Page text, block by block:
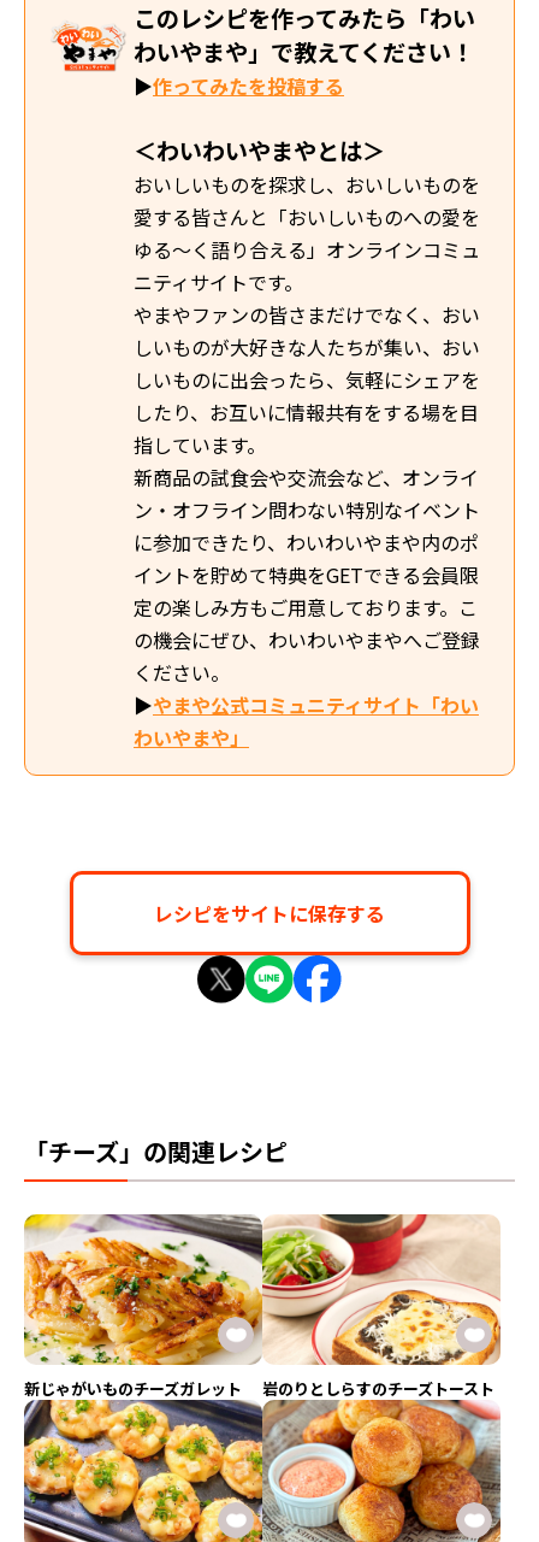
このレシピを作ってみたら「わい
わいやまや」で教えてください！
▶作ってみたを投稿する
＜わいわいやまやとは＞
おいしいものを探求し、おいしいものを
愛する皆さんと「おいしいものへの愛を
ゆる～く語り合える」オンラインコミュ
ニティサイトです。
やまやファンの皆さまだけでなく、おい
しいものが大好きな人たちが集い、おい
しいものに出会ったら、気軽にシェアを
したり、お互いに情報共有をする場を目
指しています。
新商品の試食会や交流会など、オンライ
ン・オフライン問わない特別なイベント
に参加できたり、わいわいやまや内のポ
イントを貯めて特典をGETできる会員限
定の楽しみ方もご用意しております。こ
の機会にぜひ、わいわいやまやへご登録
ください。
▶やまや公式コミュニティサイト「わい
わいやまや」
レシピをサイトに保存する
「チーズ」の関連レシピ
新じゃがいものチーズガレット 岩のりとしらすのチーズトースト